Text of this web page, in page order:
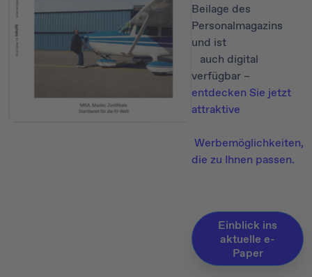
Beilage des
Personalmagazins
und ist
auch digital
verfügbar –
entdecken Sie jetzt
attraktive
Werbemöglichkeiten,
die zu Ihnen passen.
Einblick ins
aktuelle e-
Paper